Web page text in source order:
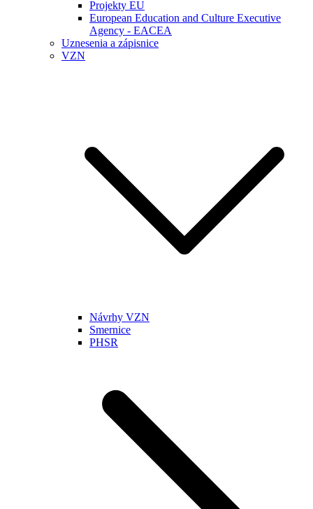
Projekty EU
European Education and Culture Executive
Agency - EACEA
Uznesenia a zápisnice
VZN
Návrhy VZN
Smernice
PHSR